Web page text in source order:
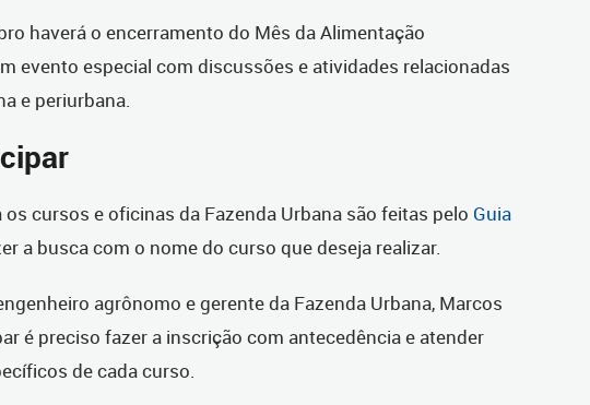
haverá o encerramento do Mês da Alimentação
evento especial com discussões e atividades relacionadas
e periurbana.
cursos e oficinas da Fazenda Urbana são feitas pelo Guia
a busca com o nome do curso que deseja realizar.
agrônomo e gerente da Fazenda Urbana, Marcos
é preciso fazer a inscrição com antecedência e atender
de cada curso.